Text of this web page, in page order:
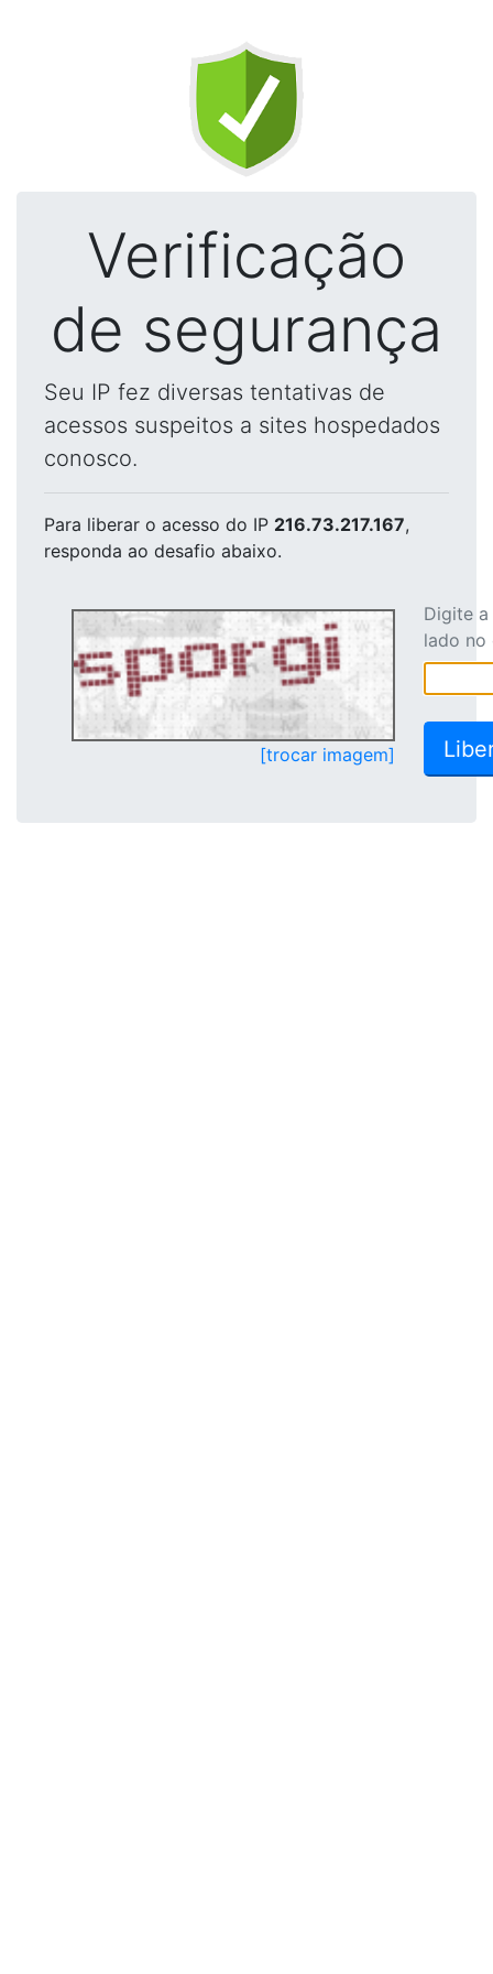
Verificação
de segurança
Seu IP fez diversas tentativas de
acessos suspeitos a sites hospedados
conosco.
Para liberar o acesso do IP 216.73.217.167,
responda ao desafio abaixo.
[trocar imagem]
Digite
lado no